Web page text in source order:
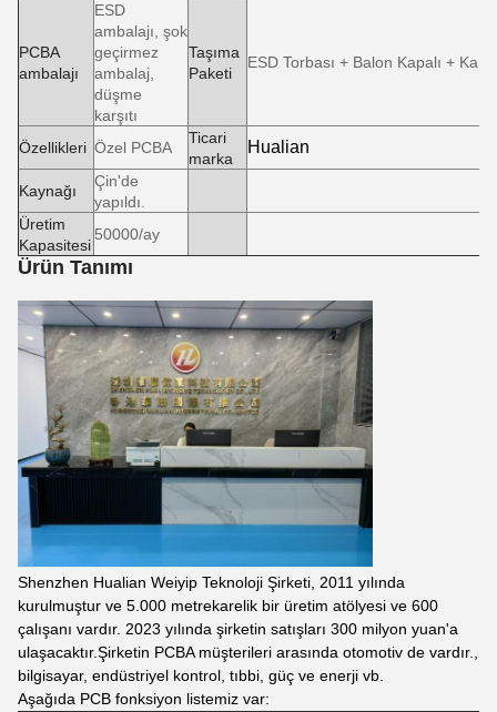
PCBA
ambalajı
ESD
ambalajı, şok
geçirmez
ambalaj,
düşme
karşıtı
Taşıma
Paketi
ESD Torbası + Balon Kapalı +
Özellikleri Özel PCBA
Ticari
marka
Hualian
Kaynağı
Çin'de
yapıldı.
Üretim
Kapasitesi
50000/ay
Ürün Tanımı
Shenzhen Hualian Weiyip Teknoloji Şirketi, 2011 yılında
kurulmuştur ve 5.000 metrekarelik bir üretim atölyesi ve 600
çalışanı vardır. 2023 yılında şirketin satışları 300 milyon yuan'a
ulaşacaktır.Şirketin PCBA müşterileri arasında otomotiv de vardır.,
bilgisayar, endüstriyel kontrol, tıbbi, güç ve enerji vb.
Aşağıda PCB fonksiyon listemiz var: